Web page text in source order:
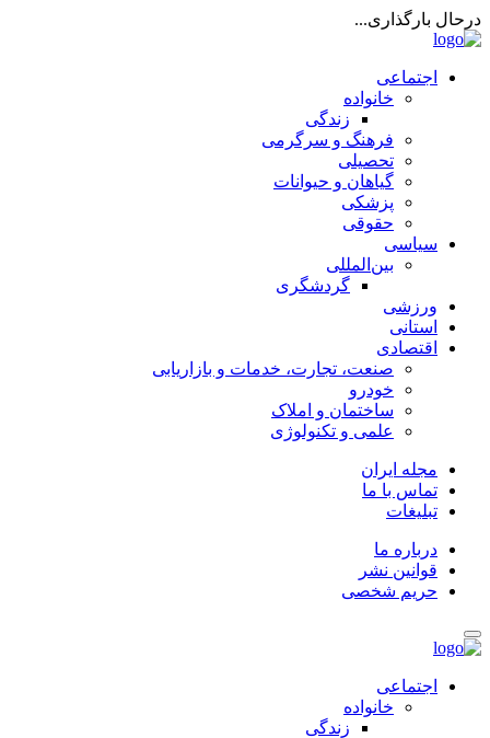
درحال بارگذاری...
اجتماعی
خانواده
زندگی
فرهنگ و سرگرمی
تحصیلی
گیاهان و حیوانات
پزشکی
حقوقی
سیاسی
بین‌المللی
گردشگری
ورزشی
استانی
اقتصادی
صنعت، تجارت، خدمات و بازاریابی
خودرو
ساختمان و املاک
علمی و تکنولوژی
مجله ایران
تماس با ما
تبلیغات
درباره ما
قوانین نشر
حریم شخصی
اجتماعی
خانواده
زندگی